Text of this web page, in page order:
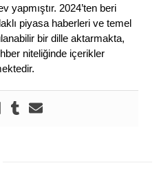
yapmıştır. 2024’ten beri
piyasa haberleri ve temel
bir dille aktarmakta,
niteliğinde içerikler